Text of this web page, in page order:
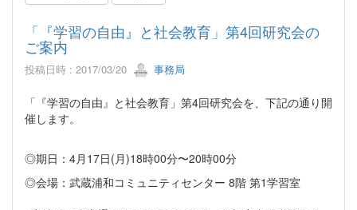
「『学習の自由』と社会教育」第4回研究会の
ご案内
投稿日時 : 2017/03/20 事務局
「『学習の自由』と社会教育」第4回研究会を、下記の通り開
催します。
◎期日：4月17日(月)18時00分〜20時00分
◎会場：武蔵浦和コミュニティセンター 8階 第1学習室